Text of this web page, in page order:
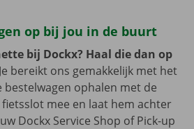
op bij jou in de buurt
bij Dockx? Haal die dan op
Je bereikt ons gemakkelijk met het
bestelwagen ophalen met de
mee en laat hem achter
Dockx Service Shop of Pick-up